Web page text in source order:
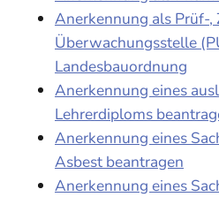
Anerkennung als Prüf-
Überwachungsstelle
Landesbauordnung
Anerkennung eines
Lehrerdiploms
Anerkennung eines
Asbest beantragen
Anerkennung eines